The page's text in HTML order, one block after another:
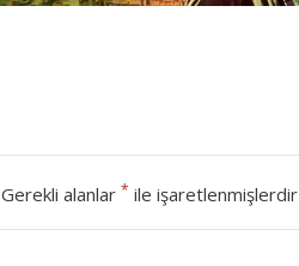
Gerekli alanlar * ile işaretlenmişlerdir